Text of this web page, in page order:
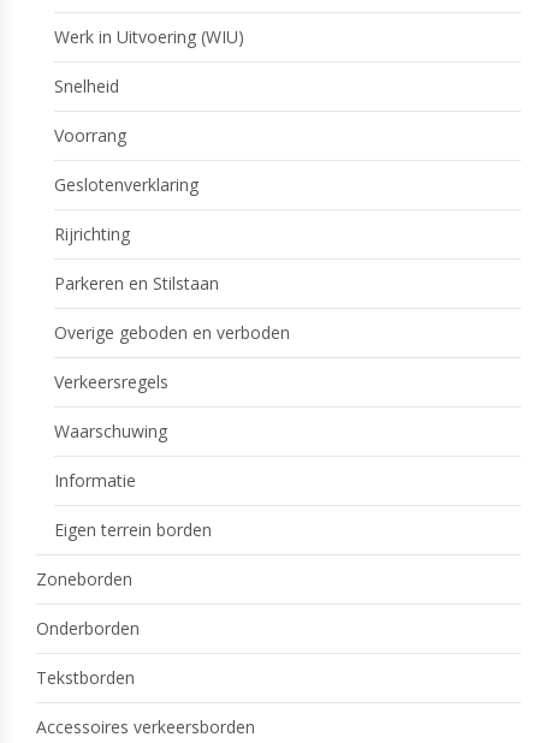
Werk in Uitvoering (WIU)
Snelheid
Voorrang
Geslotenverklaring
Rijrichting
Parkeren en Stilstaan
Overige geboden en verboden
Verkeersregels
Waarschuwing
Informatie
Eigen terrein borden
Zoneborden
Onderborden
Tekstborden
Accessoires verkeersborden